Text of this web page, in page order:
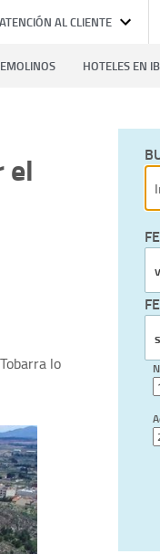
ATENCIÓN AL CLIENTE
HOTELES EN
el
lo